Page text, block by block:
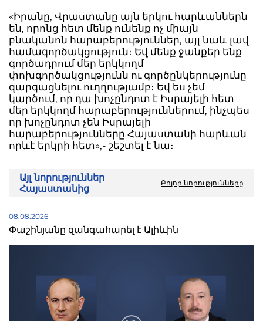
«Իրանը, Վրաստանը այն երկու հարևաններն
են, որոնց հետ մենք ունենք ոչ միայն
բնականոն հարաբերություններ, այլ նաև լավ
համագործակցություն։ Եվ մենք ջանքեր ենք
գործադրում մեր երկկողմ
փոխգործակցությունն ու գործընկերությունը
զարգացնելու ուղղությամբ։ Եվ ես չեմ
կարծում, որ դա խոչընդոտ է Իսրայելի հետ
մեր երկկողմ հարաբերություններում, ինչպես
որ խոչընդոտ չեն Իսրայելի
հարաբերությունները Հայաստանի հարևան
որևէ երկրի հետ»,- շեշտել է նա։
Այլ նորություններ
Հայաստանից
Բոլոր նորությունները
08.08.2026
Փաշինյանը զանգահարել է Ալիևին